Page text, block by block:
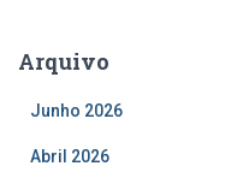
Arquivo
Junho 2026
Abril 2026